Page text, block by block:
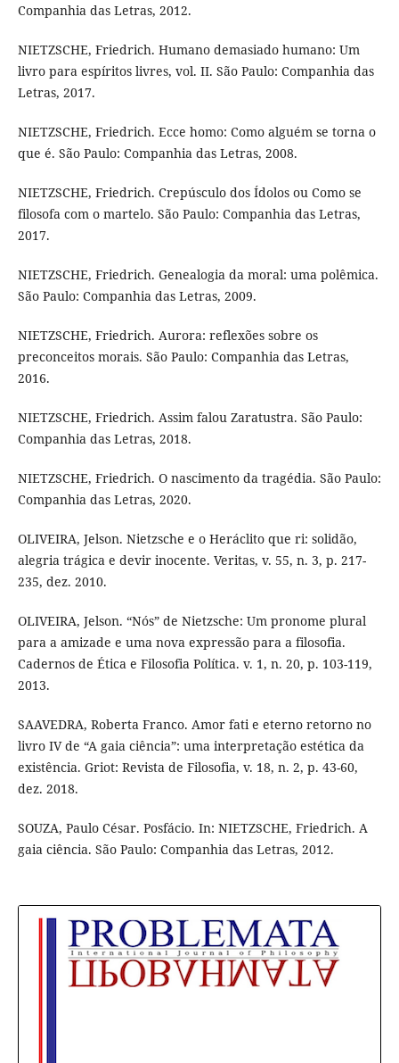
Companhia das Letras, 2012.
NIETZSCHE, Friedrich. Humano demasiado humano: Um
livro para espíritos livres, vol. II. São Paulo: Companhia das
Letras, 2017.
NIETZSCHE, Friedrich. Ecce homo: Como alguém se torna o
que é. São Paulo: Companhia das Letras, 2008.
NIETZSCHE, Friedrich. Crepúsculo dos Ídolos ou Como se
filosofa com o martelo. São Paulo: Companhia das Letras,
2017.
NIETZSCHE, Friedrich. Genealogia da moral: uma polêmica.
São Paulo: Companhia das Letras, 2009.
NIETZSCHE, Friedrich. Aurora: reflexões sobre os
preconceitos morais. São Paulo: Companhia das Letras,
2016.
NIETZSCHE, Friedrich. Assim falou Zaratustra. São Paulo:
Companhia das Letras, 2018.
NIETZSCHE, Friedrich. O nascimento da tragédia. São Paulo:
Companhia das Letras, 2020.
OLIVEIRA, Jelson. Nietzsche e o Heráclito que ri: solidão,
alegria trágica e devir inocente. Veritas, v. 55, n. 3, p. 217-
235, dez. 2010.
OLIVEIRA, Jelson. “Nós” de Nietzsche: Um pronome plural
para a amizade e uma nova expressão para a filosofia.
Cadernos de Ética e Filosofia Política. v. 1, n. 20, p. 103-119,
2013.
SAAVEDRA, Roberta Franco. Amor fati e eterno retorno no
livro IV de “A gaia ciência”: uma interpretação estética da
existência. Griot: Revista de Filosofia, v. 18, n. 2, p. 43-60,
dez. 2018.
SOUZA, Paulo César. Posfácio. In: NIETZSCHE, Friedrich. A
gaia ciência. São Paulo: Companhia das Letras, 2012.